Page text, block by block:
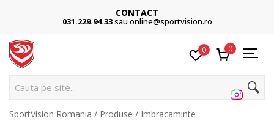
CONTACT
031.229.94.33sau online@sportvision.ro
0 0
Cauta pe site...
SportVision Romania Produse
Imbracaminte